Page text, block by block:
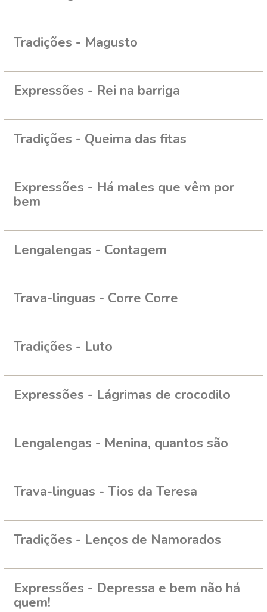
Tradições - Magusto
Expressões - Rei na barriga
Tradições - Queima das fitas
Expressões - Há males que vêm por
bem
Lengalengas - Contagem
Trava-linguas - Corre Corre
Tradições - Luto
Expressões - Lágrimas de crocodilo
Lengalengas - Menina, quantos são
Trava-linguas - Tios da Teresa
Tradições - Lenços de Namorados
Expressões - Depressa e bem não há
quem!